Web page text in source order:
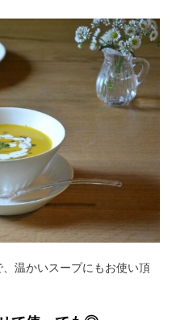
温かいスープにもお使い頂